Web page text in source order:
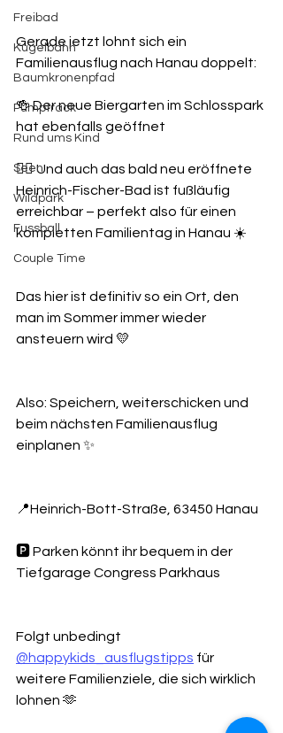
Freibad
Kugelbahn
Baumkronenpfad
Pumptrack
Rund ums Kind
Seen
Wildpark
Fussball
Couple Time
Gerade jetzt lohnt sich ein
Familienausflug nach Hanau doppelt:
🍻 Der neue Biergarten im Schlosspark
hat ebenfalls geöffnet
🏊‍♀️ Und auch das bald neu eröffnete
Heinrich-Fischer-Bad ist fußläufig
erreichbar – perfekt also für einen
kompletten Familientag in Hanau ☀️
Das hier ist definitiv so ein Ort, den
man im Sommer immer wieder
ansteuern wird 💛
Also: Speichern, weiterschicken und
beim nächsten Familienausflug
einplanen ✨
📍Heinrich-Bott-Straße, 63450 Hanau
🅿️ Parken könnt ihr bequem in der
Tiefgarage Congress Parkhaus
Folgt unbedingt
@happykids_ausflugstipps für
weitere Familienziele, die sich wirklich
lohnen 🫶